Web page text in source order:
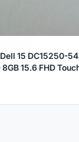
15 DC15250-
15.6 FHD